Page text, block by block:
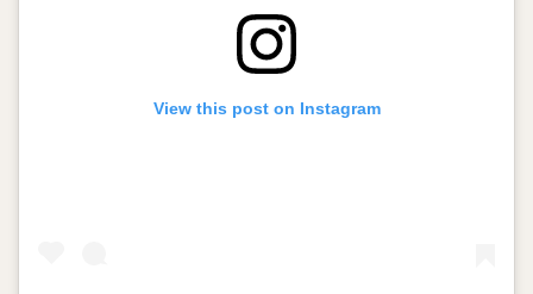
View this post on Instagram